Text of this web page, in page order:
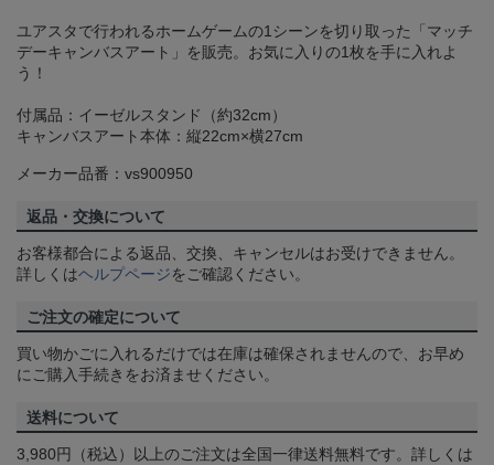
ユアスタで行われるホームゲームの1シーンを切り取った「マッチ
デーキャンバスアート」を販売。お気に入りの1枚を手に入れよ
う！
付属品：イーゼルスタンド（約32cm）
キャンバスアート本体：縦22cm×横27cm
メーカー品番：vs900950
返品・交換について
お客様都合による返品、交換、キャンセルはお受けできません。
詳しくはヘルプページをご確認ください。
ご注文の確定について
買い物かごに入れるだけでは在庫は確保されませんので、お早め
にご購入手続きをお済ませください。
送料について
3,980円（税込）以上のご注文は全国一律送料無料です。詳しくは